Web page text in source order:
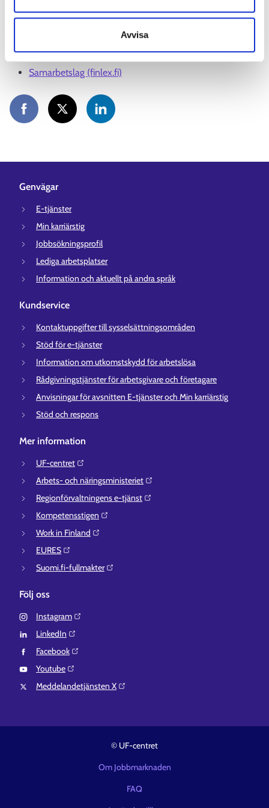
Avvisa
Lakimuutokset voimaan: yhteistoimintalain
Samarbetslag (finlex.fi)
Genvägar
E-tjänster
Min karriärstig
Jobbsökningsprofil
Lediga arbetsplatser
Information och aktuellt på andra språk
Kundservice
Kontaktuppgifter till sysselsättningsområden
Stöd för e-tjänster
Information om utkomstskydd för arbetslösa
Rådgivningstjänster för arbetsgivare och företagare
Anvisningar för avsnitten E-tjänster och Min karriärstig
Stöd och respons
Mer information
UF-centret⁠
Arbets- och näringsministeriet⁠
Regionförvaltningens e-tjänst⁠
Kompetensstigen⁠
Work in Finland⁠
EURES⁠
Suomi.fi-fullmakter⁠
Följ oss
Instagram⁠
LinkedIn⁠
Facebook⁠
Youtube⁠
Meddelandetjänsten X⁠
© UF-centret
Om Jobbmarknaden
FAQ